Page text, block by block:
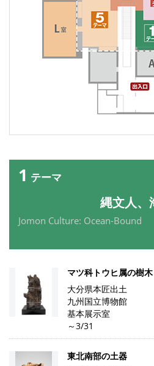
1 テーマ
縄文人、
Jomon Culture: Ocean-Bound
マツ科トウヒ属の樹木
大分県本匠出土
九州国立博物館
基本展示室
～3/31
東北南部の土器